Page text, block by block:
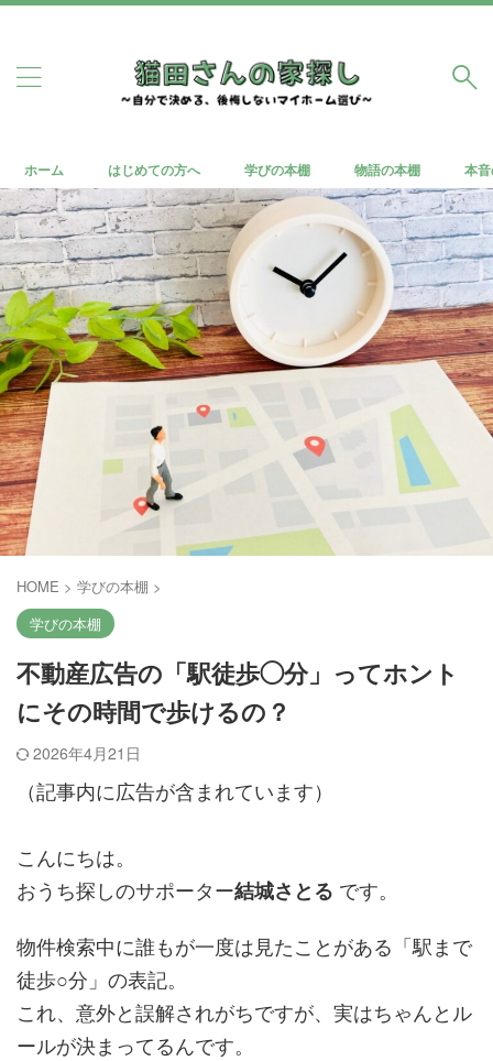
ホーム はじめての方へ 学びの本棚 物語の本棚 本
HOME > 学びの本棚 >
学びの本棚
不動産広告の「駅徒歩◯分」ってホント
にその時間で歩けるの？
2026年4月21日
（記事内に広告が含まれています）
こんにちは。
おうち探しのサポーター結城さとる です。
物件検索中に誰もが一度は見たことがある「駅まで
徒歩○分」の表記。
これ、意外と誤解されがちですが、実はちゃんとル
ールが決まってるんです。